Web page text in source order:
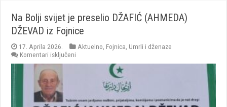
Na Bolji svijet je preselio DŽAFIĆ (AHMEDA)
DŽEVAD iz Fojnice
17. Aprila 2026. Aktuelno Fojnica Umrli i dženaze
Komentari isključeni
Na
DŽAFIĆ